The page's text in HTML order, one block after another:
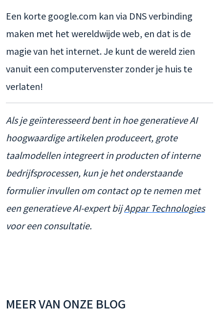
Een korte google.com kan via DNS verbinding
maken met het wereldwijde web, en dat is de
magie van het internet. Je kunt de wereld zien
vanuit een computervenster zonder je huis te
verlaten!
Als je geïnteresseerd bent in hoe generatieve AI
hoogwaardige artikelen produceert, grote
taalmodellen integreert in producten of interne
bedrijfsprocessen, kun je het onderstaande
formulier invullen om contact op te nemen met
een generatieve AI-expert bijAppar Technologies
voor een consultatie.
MEER VAN ONZE BLOG